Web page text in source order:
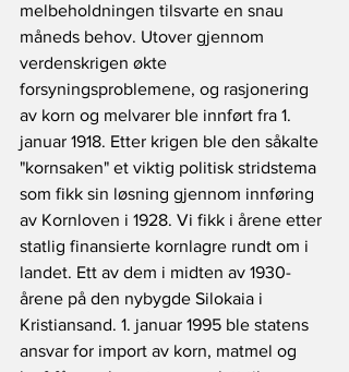
melbeholdningen tilsvarte en snau
måneds behov. Utover gjennom
verdenskrigen økte
forsyningsproblemene, og rasjonering
av korn og melvarer ble innført fra 1.
januar 1918. Etter krigen ble den såkalte
"kornsaken" et viktig politisk stridstema
som fikk sin løsning gjennom innføring
av Kornloven i 1928. Vi fikk i årene etter
statlig finansierte kornlagre rundt om i
landet. Ett av dem i midten av 1930-
årene på den nybygde Silokaia i
Kristiansand. 1. januar 1995 ble statens
ansvar for import av korn, matmel og